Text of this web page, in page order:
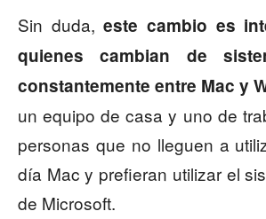
Sin duda,este cambio es
quienes cambian de
constantemente entre Mac y
un equipo de casa y uno de
personas que no lleguen a
día Mac y prefieran utilizar el
de Microsoft.